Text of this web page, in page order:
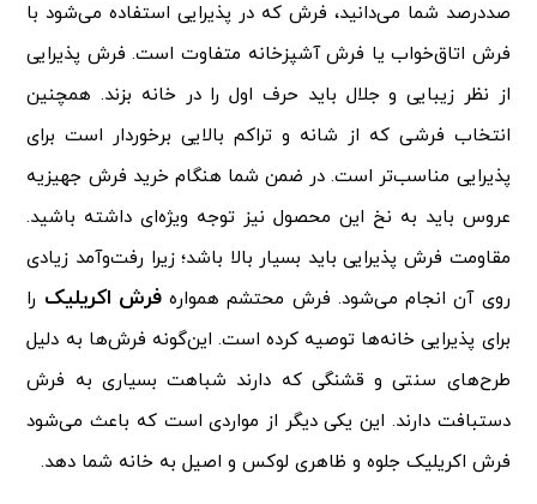
صددرصد شما می‌دانید، فرش که در پذیرایی استفاده می‌شود با
فرش اتاق‌خواب یا فرش آشپزخانه متفاوت است. فرش پذیرایی
از نظر زیبایی و جلال باید حرف اول را در خانه بزند. همچنین
انتخاب فرشی که از شانه و تراکم بالایی برخوردار است برای
پذیرایی مناسب‌تر است. در ضمن شما هنگام خرید فرش جهیزیه
عروس باید به نخ این محصول نیز توجه ویژه‌ای داشته باشید.
مقاومت فرش پذیرایی باید بسیار بالا باشد؛ زیرا رفت‌وآمد زیادی
روی آن انجام می‌شود. فرش محتشم هموارهفرش اکریلیک را
برای پذیرایی خانه‌ها توصیه کرده است. این‌گونه فرش‌ها به دلیل
طرح‌های سنتی و قشنگی که دارند شباهت بسیاری به فرش
دستبافت دارند. این یکی دیگر از مواردی است که باعث می‌شود
فرش اکریلیک جلوه و ظاهری لوکس و اصیل به خانه شما دهد.